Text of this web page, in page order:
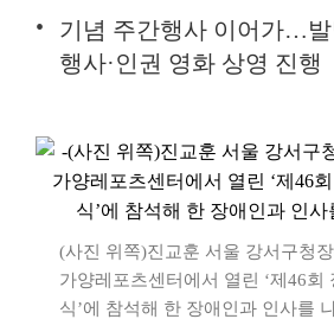
기념 주간행사 이어가…
행사·인권 영화 상영 진행
(사진 위쪽)진교훈 서울 강서구청
가양레포츠센터에서 열린 ‘제46회
식’에 참석해 한 장애인과 인사를